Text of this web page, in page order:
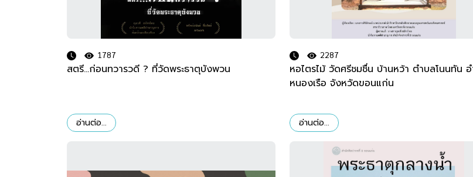
1787
สตรี...ก่อนทวารวดี ? ที่วัดพระธาตุบังพวน
อ่านต่อ...
2287
หอไตรไม้ วัดศรีชมชื่น บ้านหว้า ตำบลโนนทัน อ
หนองเรือ จังหวัดขอนแก่น
อ่านต่อ...